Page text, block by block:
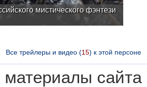
мистического фэнтези
Все трейлеры и видео (15) к этой персоне
сайта